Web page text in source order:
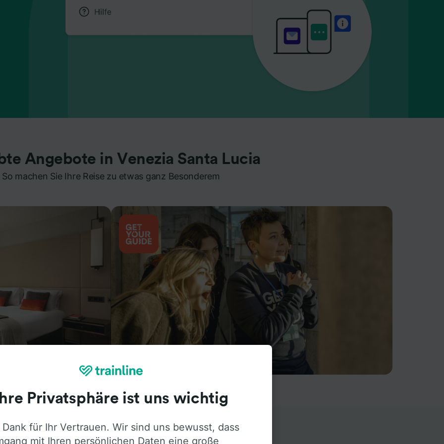
Angebote in Venezia Santa Lucia
So machen Sie Ihre Reise zu etwas ganz Besonderem
ehrliche Meinung von Trainline-Nutzern
Ihre Privatsphäre ist uns wichtig
für Ihr Vertrauen. Wir sind uns bewusst, dass
mit Ihren persönlichen Daten eine große